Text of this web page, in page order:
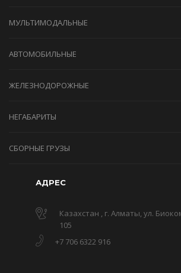
МУЛЬТИМОДАЛЬНЫЕ
АВТОМОБИЛЬНЫЕ
ЖЕЛЕЗНОДОРОЖНЫЕ
НЕГАБАРИТЫ
СБОРНЫЕ ГРУЗЫ
АДРЕС
Казахстан , г. Алматы, ул.
105
+7 706 6322 916